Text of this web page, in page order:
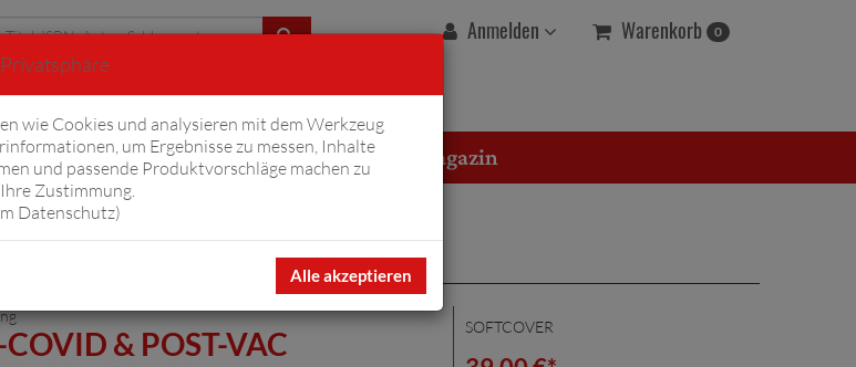
Anmelden Warenkorb 0
Komplizen Overton Magazin
& POST-VAC SOFTCOVER
wie Cookies und analysieren mit dem Werkzeug
um Ergebnisse zu messen, Inhalte
und passende Produktvorschläge machen zu
Zustimmung.
Datenschutz)
Alle akzeptieren